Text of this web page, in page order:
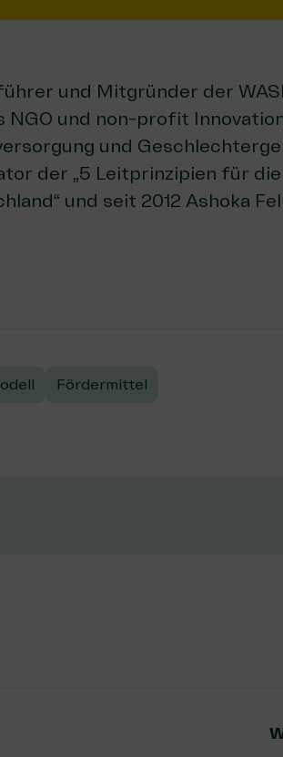
und Mitgründer der
NGO und non-profit
und
der „5 Leitprinzipien für
und seit 2012 Ashoka
Fördermittel